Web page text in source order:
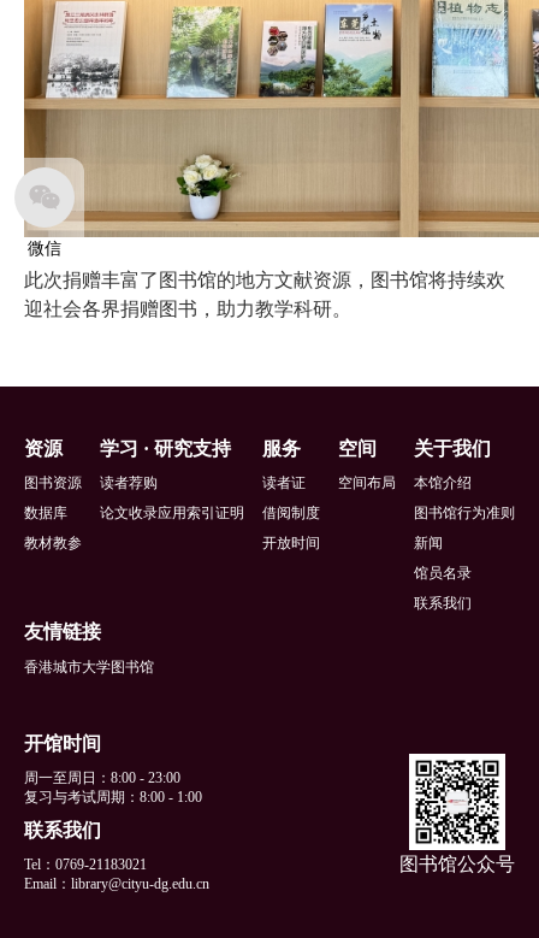
微信
此次捐赠丰富了图书馆的地方文献资源，图书馆将持续欢
迎社会各界捐赠图书，助力教学科研。
页
脚
资源
图书资源
数据库
教材教参
学习 · 研究支持
读者荐购
论文收录应用索引证明
服务
读者证
借阅制度
开放时间
空间
空间布局
关于我们
本馆介绍
图书馆行为准则
新闻
馆员名录
联系我们
友情链接
香港城市大学图书馆
开馆时间
周一至周日：8:00 - 23:00
复习与考试周期：8:00 - 1:00
联系我们
Tel：0769-21183021
Email：library@cityu-dg.edu.cn
图书馆公众号